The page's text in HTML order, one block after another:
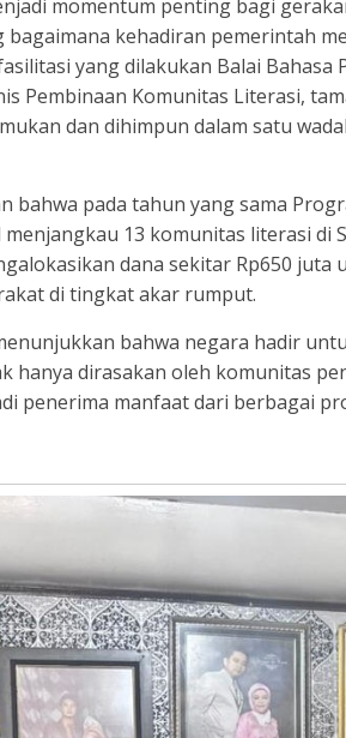
momentum penting bagi
bagaimana kehadiran pemerintah
yang dilakukan Balai
Pembinaan Komunitas Literasi,
dan dihimpun dalam satu
bahwa pada tahun yang sama
13 komunitas literasi di
dana sekitar Rp650
di tingkat akar rumput.
bahwa negara hadir
hanya dirasakan oleh komunitas
penerima manfaat dari berbagai